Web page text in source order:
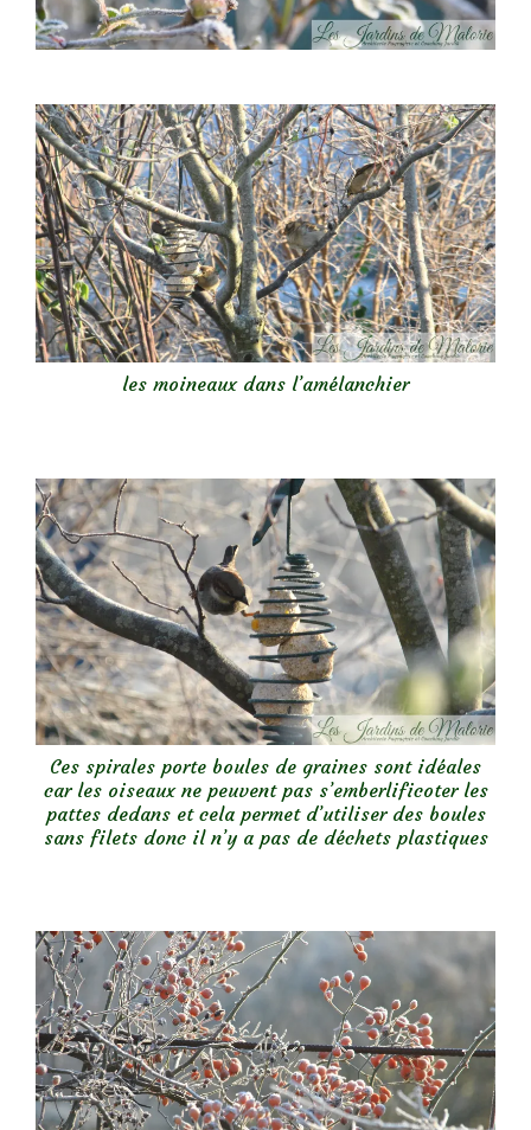
les moineaux dans l’amélanchier
Ces spirales porte boules de graines sont idéales
car les oiseaux ne peuvent pas s’emberlificoter les
pattes dedans et cela permet d’utiliser des boules
sans filets donc il n’y a pas de déchets plastiques